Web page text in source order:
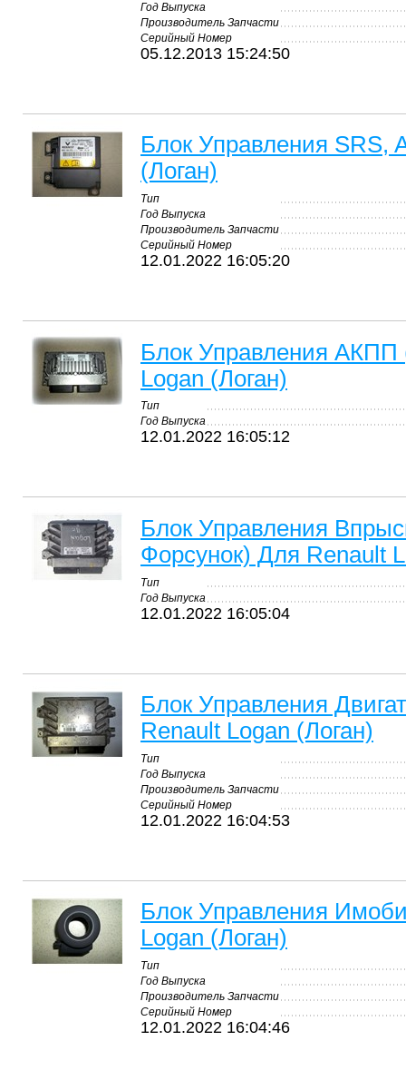
Год Выпуска
Производитель Запчасти
Серийный Номер
05.12.2013 15:24:50
Блок Управления SRS,
(Логан)
Тип
Год Выпуска
Производитель Запчасти
Серийный Номер
12.01.2022 16:05:20
Блок Управления
Logan (Логан)
Тип
Год Выпуска
12.01.2022 16:05:12
Блок Управления
Форсунок) Для Renault
Тип
Год Выпуска
12.01.2022 16:05:04
Блок Управления
Renault Logan (Логан)
Тип
Год Выпуска
Производитель Запчасти
Серийный Номер
12.01.2022 16:04:53
Блок Управления
Logan (Логан)
Тип
Год Выпуска
Производитель Запчасти
Серийный Номер
12.01.2022 16:04:46